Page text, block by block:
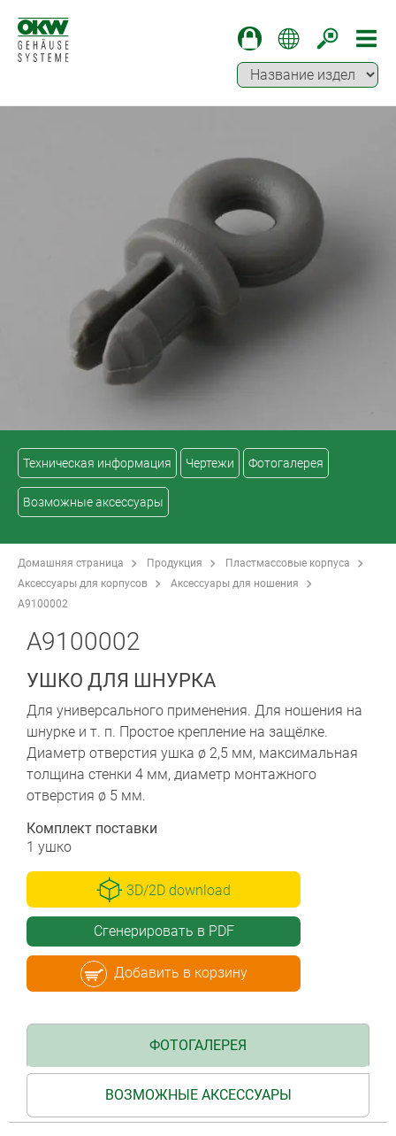
Техническая информация Чертежи Фотогалерея
Возможные аксессуары
Домашняя страница Продукция
Пластмассовые корпуса
Аксессуары для корпусов
Аксессуары для ношения
A9100002
A9100002
УШКО ДЛЯ ШНУРКА
Для универсального применения. Для ношения на
шнурке и т. п. Простое крепление на защёлке.
Диаметр отверстия ушка ø 2,5 мм, максимальная
толщина стенки 4 мм, диаметр монтажного
отверстия ø 5 мм.
Комплект поставки
1 ушко
3D/2D download
Сгенерировать в PDF
Добавить в корзину
ФОТОГАЛЕРЕЯ
ВОЗМОЖНЫЕ АКСЕССУАРЫ